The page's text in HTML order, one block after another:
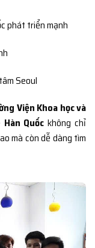
phát triển mạnh
Seoul
Viện Khoa học và
Quốc không chỉ
mà còn dễ dàng tìm